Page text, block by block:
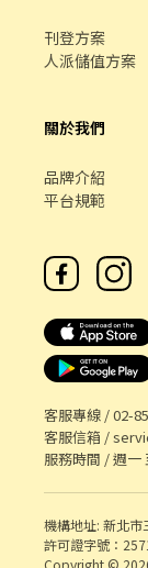
刊登方案
人派儲值方案
關於我們
品牌介紹
平台規範
客服專線 /02-
客服信箱 /
服務時間 / 週一
機構地址: 新北
許可證字號：
Copyright ©